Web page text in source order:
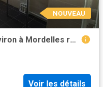
NOUVEAU
Maison 5 pièces – 119 m² environ à Mordelles ref: G176138
Voir les détails